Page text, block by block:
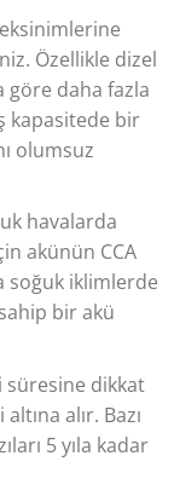
Özellikle dizel
daha fazla
kapasitede bir
olumsuz
havalarda
akünün CCA
soğuk iklimlerde
bir akü
süresine dikkat
alır. Bazı
5 yıla kadar